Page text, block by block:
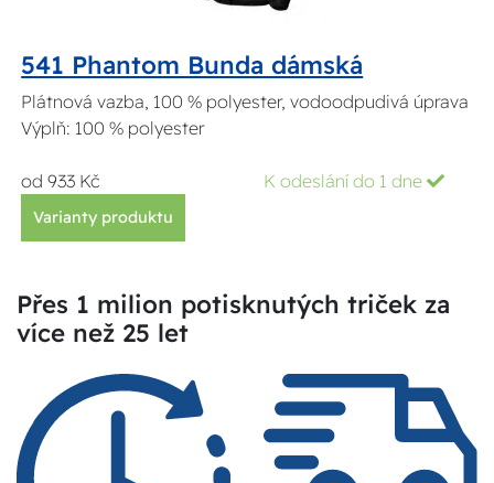
541 Phantom Bunda dámská
Plátnová vazba, 100 % polyester, vodoodpudivá úprava
Výplň: 100 % polyester
od 933 Kč K odeslání do 1 dne
Varianty produktu
Přes 1 milion potisknutých triček za
více než 25 let